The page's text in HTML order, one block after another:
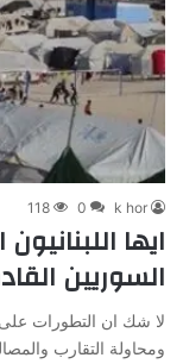
k hor
0
118
ايها
السوريين
لا شك ان التطورات
ومحاولة التقارب